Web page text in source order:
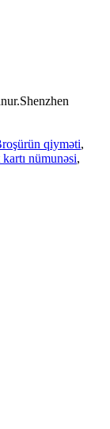
qiyməti,
nümunəsi,